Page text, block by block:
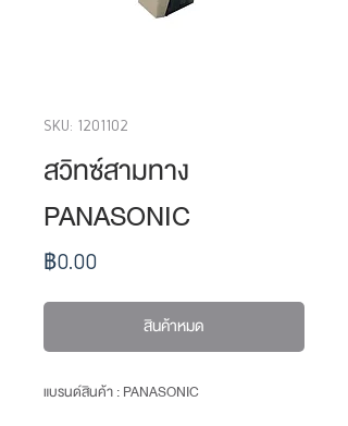
SKU: 1201102
สวิทซ์สามทาง
PANASONIC
฿0.00ราคา
สินค้าหมด
แบรนด์สินค้า : PANASONIC